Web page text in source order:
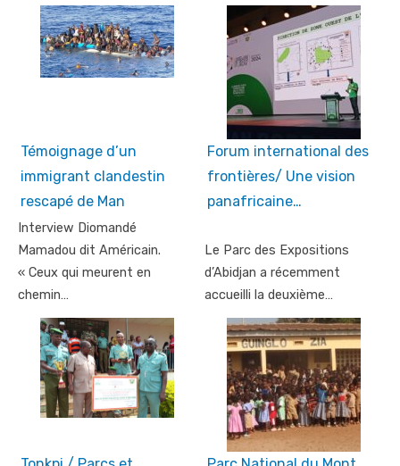
Témoignage d’un
immigrant clandestin
rescapé de Man
Interview Diomandé
Mamadou dit Américain.
« Ceux qui meurent en
chemin…
Forum international des
frontières/ Une vision
panafricaine…
Le Parc des Expositions
d’Abidjan a récemment
accueilli la deuxième…